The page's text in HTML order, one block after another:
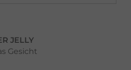
JELLY
Gesicht